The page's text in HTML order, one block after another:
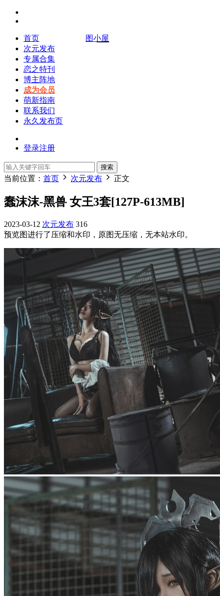
图小屋
首页
次元发布
专属合集
恋之特刊
博主阵地
成为会员
萌新指南
联系我们
永久发布页
登录注册
搜索
当前位置： 首页 次元发布 正文
蠢沫沫-黑兽 女王3套[127P-613MB]
2023-03-12 次元发布 316
预览图进行了压缩和水印，原图无压缩，无本站水印。